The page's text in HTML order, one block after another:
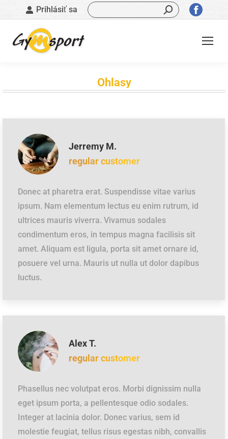
Prihlásiť sa Vyhľadávanie:
sa
otvorí
Ohlasy
Jerremy M.
regular customer
Donec at pharetra erat. Suspendisse vitae varius
ipsum. Nam elementum lectus eu enim rutrum, id
ultrices mauris viverra. Vivamus sodales
condimentum eros, in tempus magna facilisis sit
amet. Aliquam est ligula, porta sit amet ornare id,
posuere vel urna. Mauris ut nulla ut dolor dapibus
luctus.
Alex T.
regular customer
Phasellus nec volutpat eros. Morbi dignissim nulla
eget ipsum porta, a pellentesque odio sodales.
Integer at lacinia dolor. Donec varius, sem id
molestie feugiat, tellus risus egestas nibh, convallis